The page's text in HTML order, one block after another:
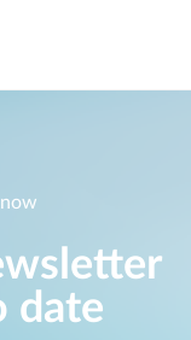
date